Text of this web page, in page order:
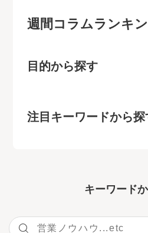
週間コラムランキ
目的から探す
注目キーワードから探
キーワー ド